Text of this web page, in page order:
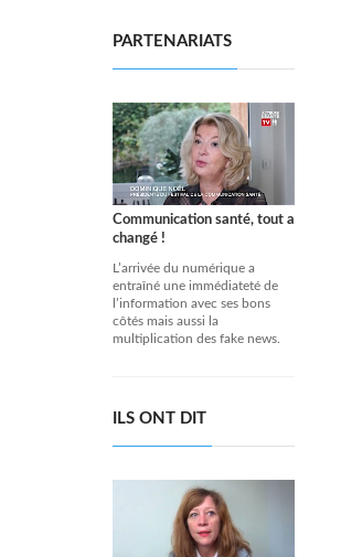
PARTENARIATS
Communication santé, tout a
changé !
L’arrivée du numérique a
entraîné une immédiateté de
l’information avec ses bons
côtés mais aussi la
multiplication des fake news.
ILS ONT DIT